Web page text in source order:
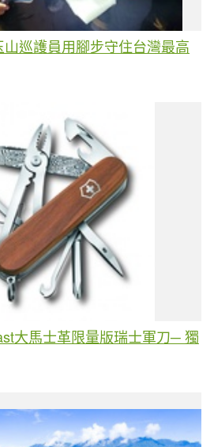
巡護員用腳步守住台灣最高
大馬士革限量版瑞士軍刀─ 獨